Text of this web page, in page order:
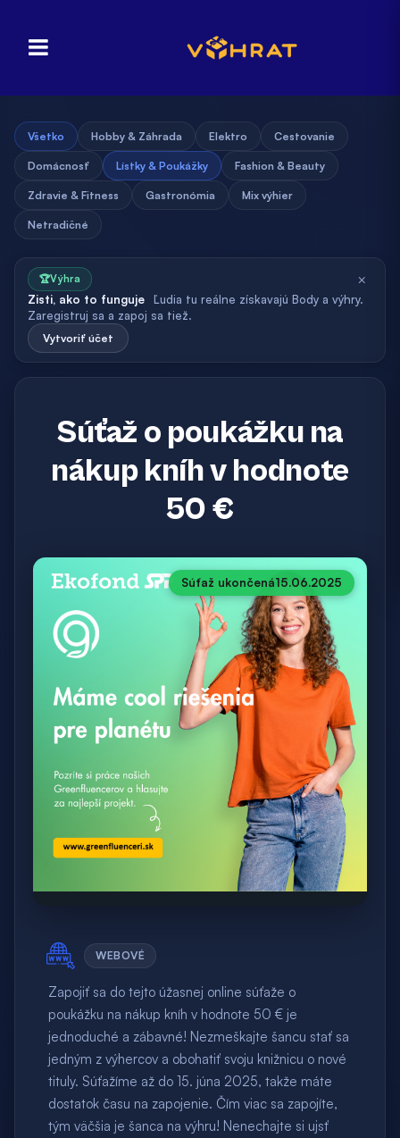
Všetko Hobby & Záhrada Elektro Cestovanie
Domácnosť Lístky & Poukážky Fashion & Beauty
Zdravie & Fitness Gastronómia Mix výhier
Netradičné
🏆Výhra
Zisti, ako to funguje
Ľudia tu reálne získavajú Body a výhry.
Zaregistruj sa a zapoj sa tiež.
Vytvoriť účet
×
Súťaž o poukážku na
nákup kníh v hodnote
50 €
Súťaž ukončená15.06.2025
WEBOVÉ
Zapojiť sa do tejto úžasnej online súťaže o
poukážku na nákup kníh v hodnote 50 € je
jednoduché a zábavné! Nezmeškajte šancu stať sa
jedným z výhercov a obohatiť svoju knižnicu o nové
tituly. Súťažíme až do 15. júna 2025, takže máte
dostatok času na zapojenie. Čím viac sa zapojíte,
tým väčšia je šanca na výhru! Nenechajte si ujsť